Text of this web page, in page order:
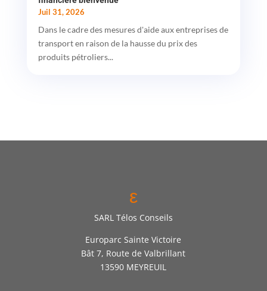
Juil 31, 2026
Dans le cadre des mesures d'aide aux entreprises de
transport en raison de la hausse du prix des
produits pétroliers...
ε
SARL Télos Conseils
Europarc Sainte Victoire
Bât 7, Route de Valbrillant
13590 MEYREUIL